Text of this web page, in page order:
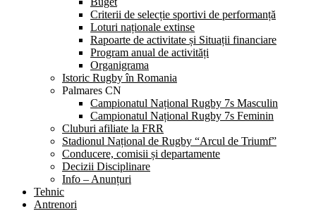
Criterii de selecție sportivi de performanță
Loturi naționale extinse
Rapoarte de activitate și Situații financiare
Program anual de activități
Organigrama
Istoric Rugby în Romania
Palmares CN
Campionatul Național Rugby 7s Masculin
Campionatul Național Rugby 7s Feminin
Cluburi afiliate la FRR
Stadionul Național de Rugby “Arcul de Triumf”
Conducere, comisii și departamente
Decizii Disciplinare
Info – Anunțuri
Tehnic
Antrenori